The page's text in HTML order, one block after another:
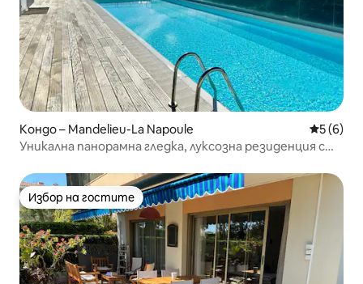
Кондо – Mandelieu-La Napoule Средна
5 (6)
Уникална панорамна гледка, луксозна резиденция с
Избор на гостите
Избор на гостите